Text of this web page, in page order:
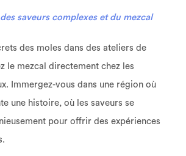
saveurs complexes et du mezcal
des moles dans des ateliers de
le mezcal directement chez les
Immergez-vous dans une région où
une histoire, où les saveurs se
pour offrir des expériences